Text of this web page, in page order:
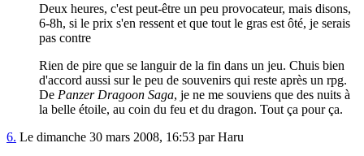
Deux heures, c'est peut-être un peu provocateur, mais disons,
6-8h, si le prix s'en ressent et que tout le gras est ôté, je serais
pas contre
Rien de pire que se languir de la fin dans un jeu. Chuis bien
d'accord aussi sur le peu de souvenirs qui reste après un rpg.
De Panzer Dragoon Saga, je ne me souviens que des nuits à
la belle étoile, au coin du feu et du dragon. Tout ça pour ça.
6. Le dimanche 30 mars 2008, 16:53 par Haru